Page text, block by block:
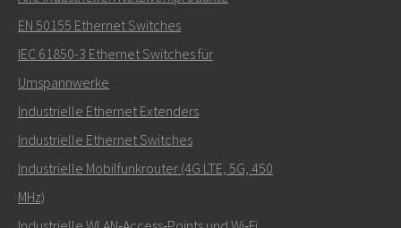
Senden Sie eine E-Mail an Carl
Wie kann Carl Sie kontaktieren?
EN 50155 Ethernet Switches
IEC 61850-3 Ethernet Switches für
Umspannwerke
Industrielle Ethernet Extenders
Industrielle Ethernet Switches
Industrielle Mobilfunkrouter (4G LTE, 5G, 450
MHz)